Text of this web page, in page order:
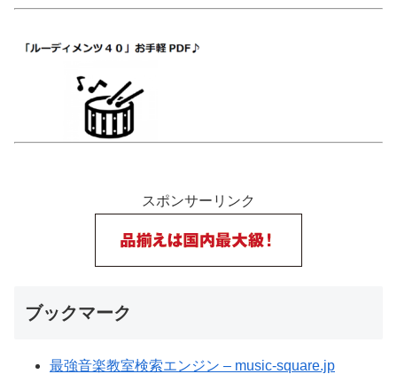
スポンサーリンク
ブックマーク
最強音楽教室検索エンジン – music-square.jp